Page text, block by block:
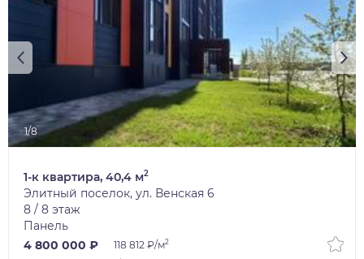
1/8
1-к квартира, 40,4 м2
Элитный поселок, ул. Венская 6
8 / 8 этаж
Панель
4 800 000 ₽
118 812 ₽/м2